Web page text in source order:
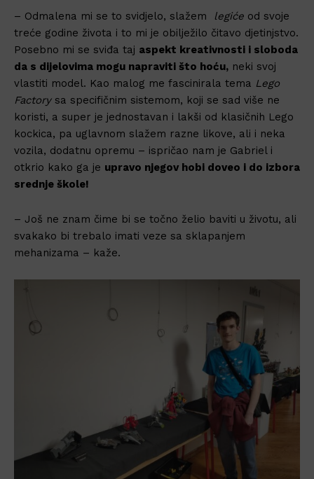
– Odmalena mi se to svidjelo, slažem legiće od svoje
treće godine života i to mi je obilježilo čitavo djetinjstvo.
Posebno mi se sviđa taj aspekt kreativnosti i sloboda
da s dijelovima mogu napraviti što hoću, neki svoj
vlastiti model. Kao malog me fascinirala tema Lego
Factorysa specifičnim sistemom, koji se sad više ne
koristi, a super je jednostavan i lakši od klasičnih Lego
kockica, pa uglavnom slažem razne likove, ali i neka
vozila, dodatnu opremu – ispričao nam je Gabriel i
otkrio kako ga je upravo njegov hobi doveo i do izbora
srednje škole!
– Još ne znam čime bi se točno želio baviti u životu, ali
svakako bi trebalo imati veze sa sklapanjem
mehanizama – kaže.